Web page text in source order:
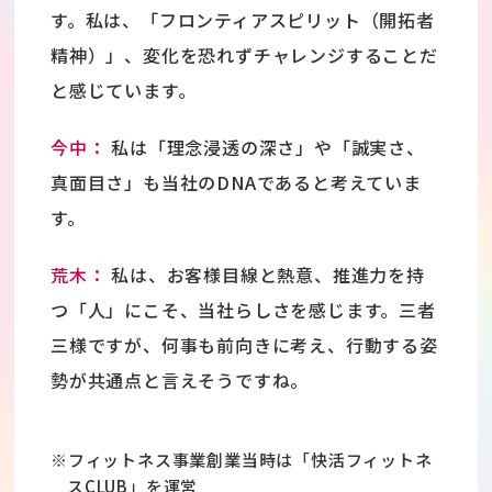
す。私は、「フロンティアスピリット（開拓者
精神）」、変化を恐れずチャレンジすることだ
と感じています。
今中： 私は「理念浸透の深さ」や「誠実さ、
真面目さ」も当社のDNAであると考えていま
す。
荒木： 私は、お客様目線と熱意、推進力を持
つ「人」にこそ、当社らしさを感じます。三者
三様ですが、何事も前向きに考え、行動する姿
勢が共通点と言えそうですね。
※フィットネス事業創業当時は「快活フィットネ
スCLUB」を運営